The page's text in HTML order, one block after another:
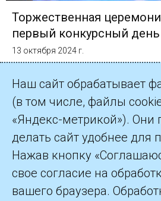
Торжественная
первый конкурсный день
13 октября 2024 г.
©2026 ПАО «Газпром»
Контакты
Наш сайт обрабатывает
(в том числе, файлы
«Яндекс-метрикой»). Они
делать сайт удобнее для
Нажав кнопку
свое согласие на
вашего браузера.